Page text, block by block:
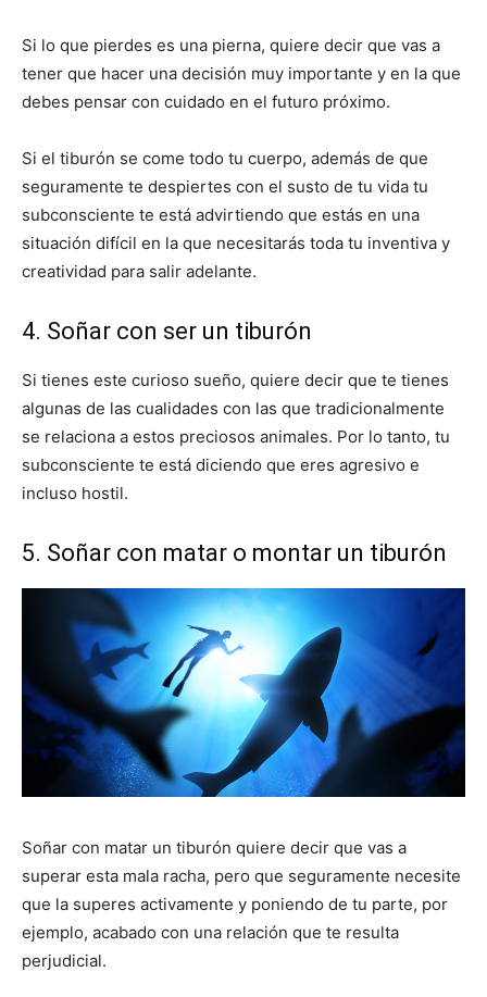
Si lo que pierdes es una pierna, quiere decir que vas a
tener que hacer una decisión muy importante y en la que
debes pensar con cuidado en el futuro próximo.
Si el tiburón se come todo tu cuerpo, además de que
seguramente te despiertes con el susto de tu vida tu
subconsciente te está advirtiendo que estás en una
situación difícil en la que necesitarás toda tu inventiva y
creatividad para salir adelante.
4. Soñar con ser un tiburón
Si tienes este curioso sueño, quiere decir que te tienes
algunas de las cualidades con las que tradicionalmente
se relaciona a estos preciosos animales. Por lo tanto, tu
subconsciente te está diciendo que eres agresivo e
incluso hostil.
5. Soñar con matar o montar un tiburón
Soñar con matar un tiburón quiere decir que vas a
superar esta mala racha, pero que seguramente necesite
que la superes activamente y poniendo de tu parte, por
ejemplo, acabado con una relación que te resulta
perjudicial.